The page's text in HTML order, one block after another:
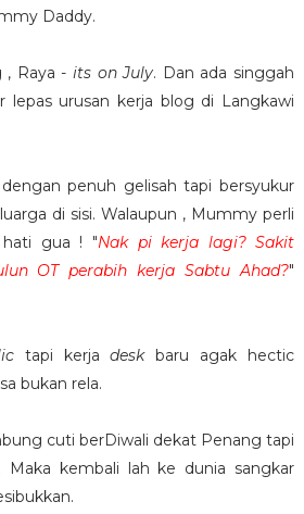
Daddy.
, Raya -its on July. Dan ada singgah
lepas urusan kerja blog di Langkawi
penuh gelisah tapi bersyukur
di sisi. Walaupun , Mummy perli
hati gua ! "Nak pi kerja lagi? Sakit
OT perabih kerja Sabtu Ahad?"
tapi kerjadeskbaru agak hectic
bukan rela.
cuti berDiwali dekat Penang tapi
Maka kembali lah ke dunia sangkar